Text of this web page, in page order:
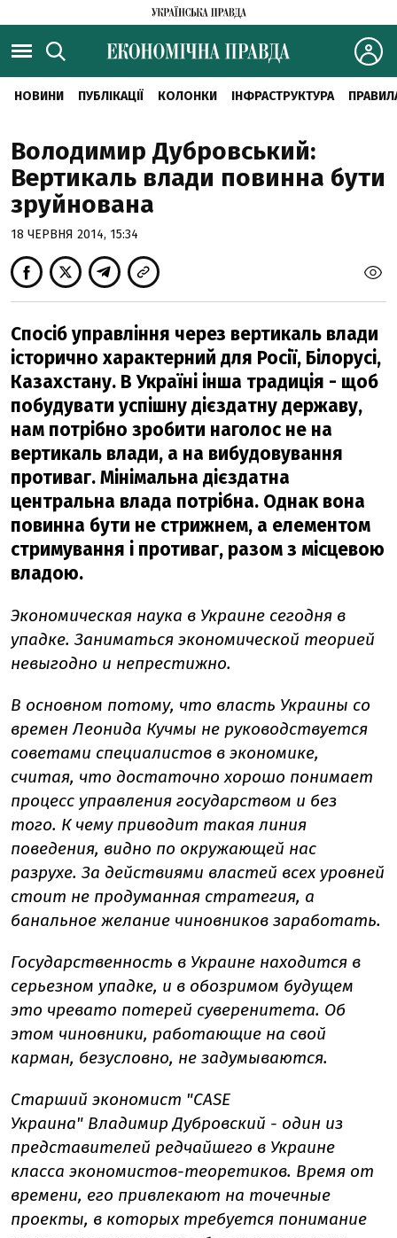
НОВИНИ ПУБЛІКАЦІЇ КОЛОНКИ ІНФРАСТРУКТУРА
Володимир Дубровський:
Вертикаль влади повинна бути
зруйнована
18 ЧЕРВНЯ 2014, 15:34
Спосіб управління через вертикаль влади
історично характерний для Росії, Білорусі,
Казахстану. В Україні інша традиція - щоб
побудувати успішну дієздатну державу,
нам потрібно зробити наголос не на
вертикаль влади, а на вибудовування
противаг. Мінімальна дієздатна
центральна влада потрібна. Однак вона
повинна бути не стрижнем, а елементом
стримування і противаг, разом з місцевою
владою.
Экономическая наука в Украине сегодня в
упадке. Заниматься экономической теорией
невыгодно и непрестижно.
В основном потому, что власть Украины со
времен Леонида Кучмы не руководствуется
советами специалистов в экономике,
считая, что достаточно хорошо понимает
процесс управления государством и без
того. К чему приводит такая линия
поведения, видно по окружающей нас
разрухе. За действиями властей всех уровней
стоит не продуманная стратегия, а
банальное желание чиновников заработать.
Государственность в Украине находится в
серьезном упадке, и в обозримом будущем
это чревато потерей суверенитета. Об
этом чиновники, работающие на свой
карман, безусловно, не задумываются.
Старший экономист "CASE
Украина" Владимир Дубровский - один из
представителей редчайшего в Украине
класса экономистов-теоретиков. Время от
времени, его привлекают на точечные
проекты, в которых требуется понимание